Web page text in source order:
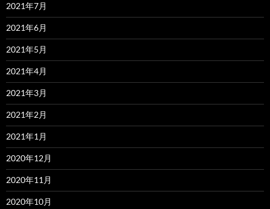
2021年7月
2021年6月
2021年5月
2021年4月
2021年3月
2021年2月
2021年1月
2020年12月
2020年11月
2020年10月